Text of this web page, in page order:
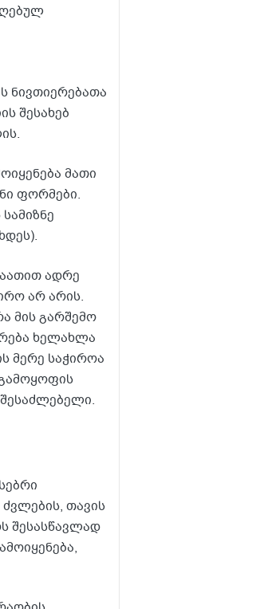
ნივთიერებათა
შესახებ
მათი
ფორმები.
ადრე
არ არის.
მის გარშემო
ხელახლა
მერე საჭიროა
თავის
შესასწავლად